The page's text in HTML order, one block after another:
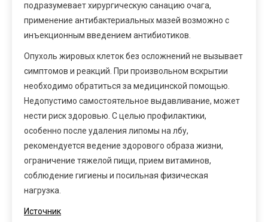
подразумевает хирургическую санацию очага,
применение антибактериальных мазей возможно с
инъекционным введением антибиотиков.
Опухоль жировых клеток без осложнений не вызывает
симптомов и реакций. При произвольном вскрытии
необходимо обратиться за медицинской помощью.
Недопустимо самостоятельное выдавливание, может
нести риск здоровью. С целью профилактики,
особенно после удаления липомы на лбу,
рекомендуется ведение здорового образа жизни,
ограничение тяжелой пищи, прием витаминов,
соблюдение гигиены и посильная физическая
нагрузка.
Источник